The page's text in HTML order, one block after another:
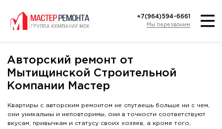
+7(964)594-6661
Мы перезвоним
Авторский ремонт от
Мытищинской Строительной
Компании Мастер
Квартиры с авторским ремонтом не спутаешь больше ни с чем,
они уникальны и неповторимы, они в точности соответствуют
вкусам, привычкам и статусу своих хозяев, а кроме того,